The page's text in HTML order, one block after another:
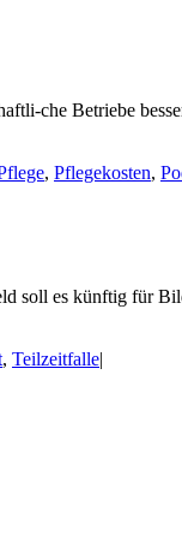
che Betriebe
, Pflegekosten,
soll es künftig für
, Teilzeitfalle|